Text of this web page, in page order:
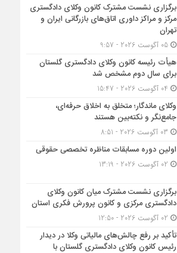
برگزاری نشست مشترک کانون وکلای دادگستری
مرکز و مراکز داوری اتاق‌های بازرگانی ایران و
تهران
05 آگوست 2026 - 9:57
هیأت ‌رئیسه کانون وکلای دادگستری گلستان
برای سال دوم مشخص شد
وکلای ماندگار؛ متخلق به اخلاق حرفه‌ای،
جامع‌نگر و نکته‌بین هستند
اولین دوره مسابقات مناظره تخصصی حقوقی
برگزاری نشست مشترک میان کانون وکلای
دادگستری مرکزی و کانون پرورش فکری استان
تأکید بر رفع چالش‌های مالیاتی وکلا در دیدار
رئیس کانون وکلای دادگستری گلستان با